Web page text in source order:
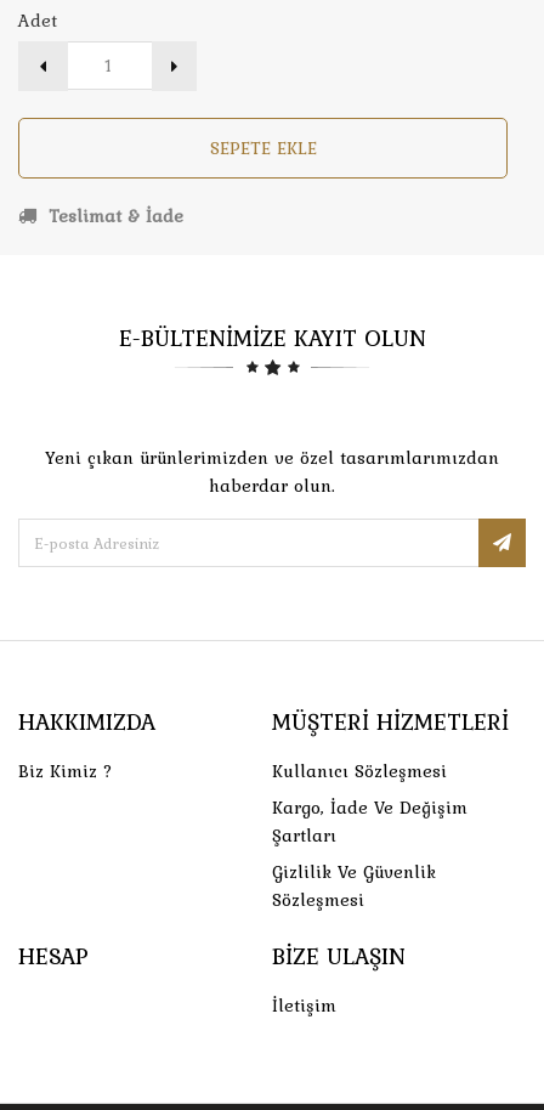
Adet
SEPETE EKLE
Teslimat & İade
E-BÜLTENİMİZE KAYIT OLUN
Yeni çıkan ürünlerimizden ve özel tasarımlarımızdan
haberdar olun.
HAKKIMIZDA
Biz Kimiz ?
MÜŞTERI HIZMETLERI
Kullanıcı Sözleşmesi
Kargo, İade Ve Değişim
Şartları
Gizlilik Ve Güvenlik
Sözleşmesi
HESAP BIZE ULAŞIN
İletişim